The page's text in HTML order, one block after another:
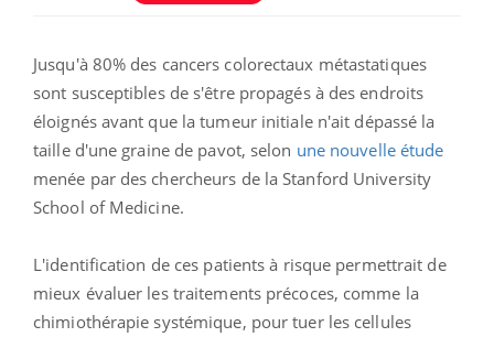
Jusqu'à 80% des cancers colorectaux métastatiques
sont susceptibles de s'être propagés à des endroits
éloignés avant que la tumeur initiale n'ait dépassé la
taille d'une graine de pavot, selon une nouvelle étude
menée par des chercheurs de la Stanford University
School of Medicine.
L'identification de ces patients à risque permettrait de
mieux évaluer les traitements précoces, comme la
chimiothérapie systémique, pour tuer les cellules